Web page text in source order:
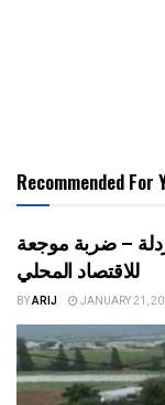
Recommended For
– ضربة موجعة
للاقتصاد المحلي
BYARIJ JANUARY 21,